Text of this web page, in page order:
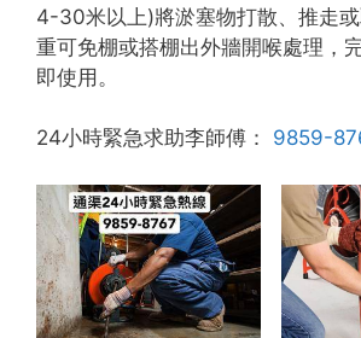
4-30米以上)將淤塞物打散、推走
重可免棚或搭棚出外牆開喉處理，
即使用。
24小時緊急求助李師傅： 9859-